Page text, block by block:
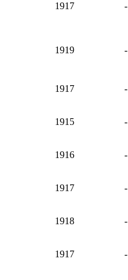
1917 -
1919 -
1917 -
1915 -
1916 -
1917 -
1918 -
1917 -